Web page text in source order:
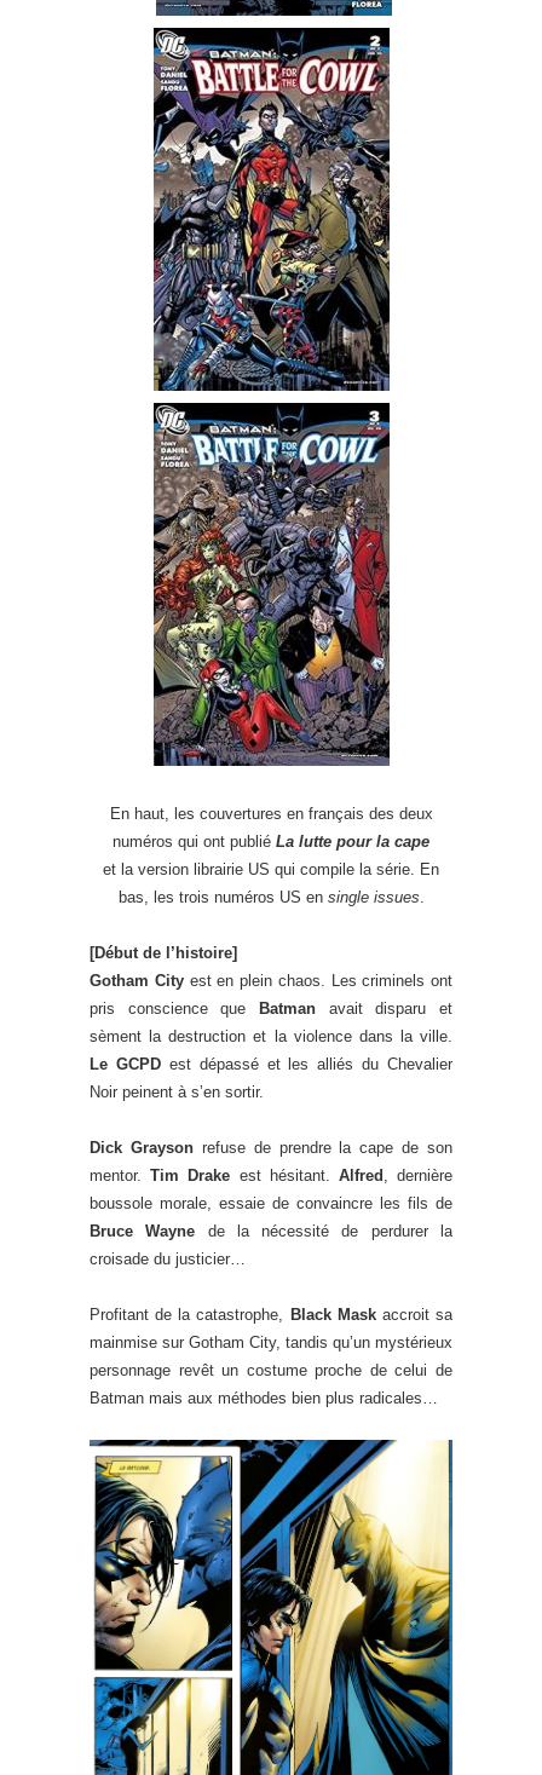
En haut, les couvertures en français des deux
numéros qui ont publié La lutte pour la cape
et la version librairie US qui compile la série. En
bas, les trois numéros US en single issues.
[Début de l’histoire]
Gotham Cityest en plein chaos. Les criminels ont
pris conscience que
Batman avait disparu et
sèment la destruction et la violence dans la ville.
Le GCPDest dépassé et les alliés du Chevalier
Noir peinent à s’en sortir.
Dick Graysonrefuse de prendre la cape de son
mentor.Tim Drake est hésitant. Alfred , dernière
boussole morale, essaie de convaincre les fils de
Bruce Wayne de la nécessité de perdurer la
croisade du justicier…
Profitant de la catastrophe, Black Maskaccroit sa
mainmise sur Gotham City, tandis qu’un mystérieux
personnage revêt un costume proche de celui de
Batman mais aux méthodes bien plus radicales…